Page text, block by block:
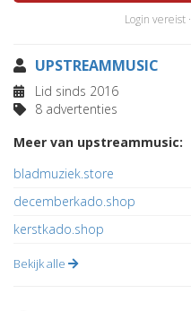
Login vereist ·
UPSTREAMMUSIC
Lid sinds 2016
8 advertenties
Meer van upstreammusic:
bladmuziek.store
decemberkado.shop
kerstkado.shop
Bekijk alle